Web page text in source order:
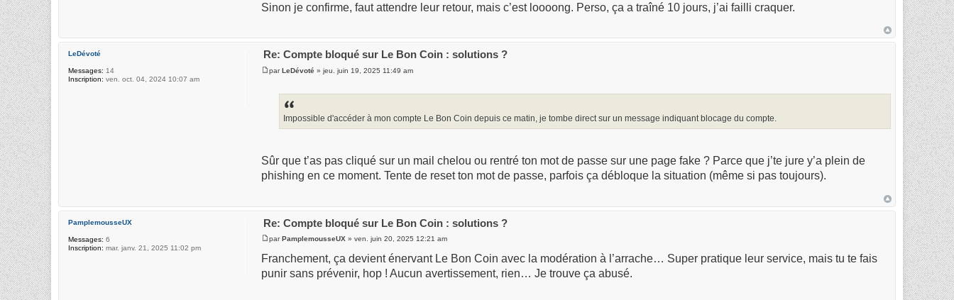
Sinon je confirme, faut attendre leur retour, mais c’est loooong. Perso, ça a traîné 10 jours, j’ai failli craquer.
Re: Compte bloqué sur Le Bon Coin : solutions ?
parLeDévoté » jeu. juin 19, 2025 11:49 am
Impossible d'accéder à mon compte Le Bon Coin depuis ce matin, je tombe direct sur un message indiquant blocage du compte.
Sûr que t’as pas cliqué sur un mail chelou ou rentré ton mot de passe sur une page fake ? Parce que j’te jure y’a plein de
phishing en ce moment. Tente de reset ton mot de passe, parfois ça débloque la situation (même si pas toujours).
LeDévoté
Messages: 14
Inscription: ven. oct. 04, 2024 10:07 am
Re: Compte bloqué sur Le Bon Coin : solutions ?
parPamplemousseUX » ven. juin 20, 2025 12:21 am
Franchement, ça devient énervant Le Bon Coin avec la modération à l’arrache… Super pratique leur service, mais tu te fais
punir sans prévenir, hop ! Aucun avertissement, rien… Je trouve ça abusé.
PamplemousseUX
Messages: 6
Inscription: mar. janv. 21, 2025 11:02 pm